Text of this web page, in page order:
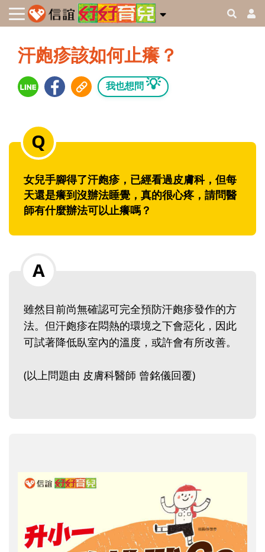
汗皰疹該如何止癢？
我也想問 💡
女兒手腳得了汗皰疹，已經看過皮膚科，但每
天還是癢到沒辦法睡覺，真的很心疼，請問醫
師有什麼辦法可以止癢嗎？
雖然目前尚無確認可完全預防汗皰疹發作的方
法。但汗皰疹在悶熱的環境之下會惡化，因此
可試著降低臥室內的溫度，或許會有所改善。
(以上問題由 皮膚科醫師 曾銘儀回覆)